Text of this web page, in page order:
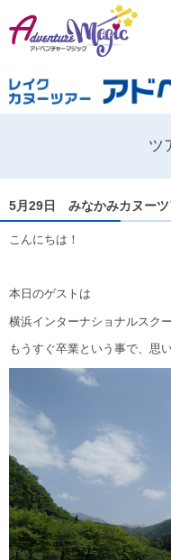
ツ
5月29日 みなかみカヌー
こんにちは！
本日のゲストは
横浜インターナショナルスク
もうすぐ卒業という事で、思